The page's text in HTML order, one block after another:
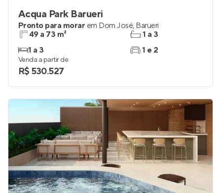
Acqua Park Barueri
Pronto para morar em Dom José, Barueri
49 a 73 m²
1 a 3
1 a 3
1 e 2
Venda a partir de
R$ 530.527